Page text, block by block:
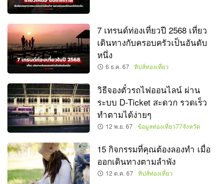
7 เทรนด์ท่องเที่ยวปี 2568 เที่ยว
เดินทางกับครอบครัวเป็นอันดับ
หนึ่ง
6 ธ.ค. 67 ทิปส์ท่องเที่ยว
วิธีจองตั๋วรถไฟออนไลน์ ผ่าน
ระบบ D-Ticket สะดวก รวดเร็ว
ทำตามได้ง่ายๆ
12 พ.ย. 67 ข้อมูลท่องเที่ยว77จังหวัด
15 กิจกรรมที่คุณต้องลองทำ เมื่อ
ออกเดินทางตามลำพัง
12 ต.ค. 67 ทิปส์ท่องเที่ยว